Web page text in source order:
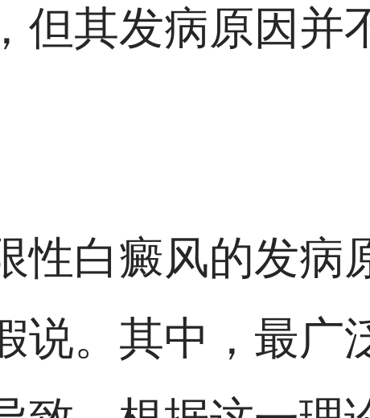
但其发病原因并
性白癜风的发病
说。其中，最广